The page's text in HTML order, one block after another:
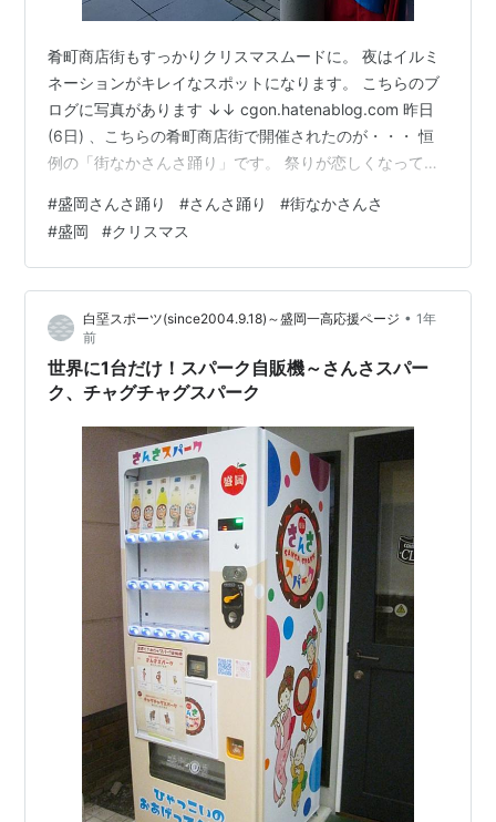
肴町商店街もすっかりクリスマスムードに。 夜はイルミ
ネーションがキレイなスポットになります。 こちらのブ
ログに写真があります ↓↓ cgon.hatenablog.com 昨日
(6日) 、こちらの肴町商店街で開催されたのが・・・ 恒
例の「街なかさんさ踊り」です。 祭りが恋しくなってき
披露されました。 ※ 街なかさんさ踊りのスケジュール
hellomorioka.jp
#盛岡さんさ踊り #さんさ踊り #街なかさんさ
#盛岡 #クリスマス
白堊スポーツ(since2004.9.18)～盛岡一高応援ページ • 1年
前
世界に1台だけ！スパーク自販機～さんさスパー
ク、チャグチャグスパーク